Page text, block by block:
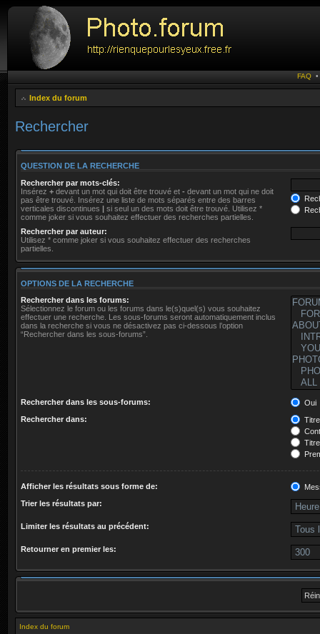
FAQ
Index du forum
Rechercher
QUESTION DE LA RECHERCHE
Rechercher par mots-clés:
Insérez + devant un mot qui doit être trouvé et - devant un mot qui ne doit
pas être trouvé. Insérez une liste de mots séparés entre des barres
verticales discontinues | si seul un des mots doit être trouvé. Utilisez *
comme joker si vous souhaitez effectuer des recherches partielles.
Rechercher par auteur:
Utilisez * comme joker si vous souhaitez effectuer des recherches
partielles.
OPTIONS DE LA RECHERCHE
Rechercher dans les forums:
Sélectionnez le forum ou les forums dans le(s)quel(s) vous souhaitez
effectuer une recherche. Les sous-forums seront automatiquement inclus
dans la recherche si vous ne désactivez pas ci-dessous l’option
“Rechercher dans les sous-forums”.
Rechercher dans les sous-forums:
Oui
Rechercher dans:
Afficher les résultats sous forme de:
Trier les résultats par:
Limiter les résultats au précédent:
Retourner en premier les:
Index du forum